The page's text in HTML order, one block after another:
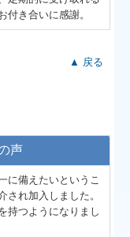
付き合いに感謝。
▲ 戻る
声
に備えたいというこ
され加入しました。
持つようになりまし